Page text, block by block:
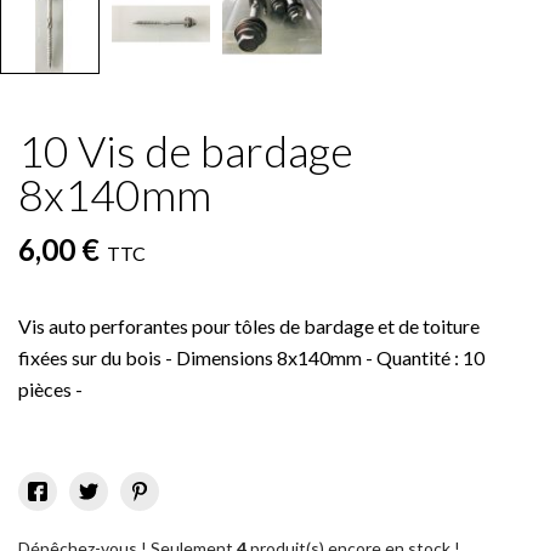
10 Vis de bardage
8x140mm
6,00 € TTC
Vis auto perforantes pour tôles de bardage et de toiture
fixées sur du bois - Dimensions 8x140mm - Quantité : 10
pièces -